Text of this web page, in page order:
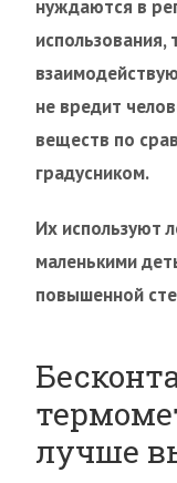
нуждаются в
использования,
не вредит
веществ по
градусником.
Их используют
маленькими
повышенной
лучше